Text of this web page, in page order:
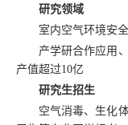
研究领域
室内空气环境安
产学研合作应用
产值超过10亿
研究生招生
空气消毒、生化